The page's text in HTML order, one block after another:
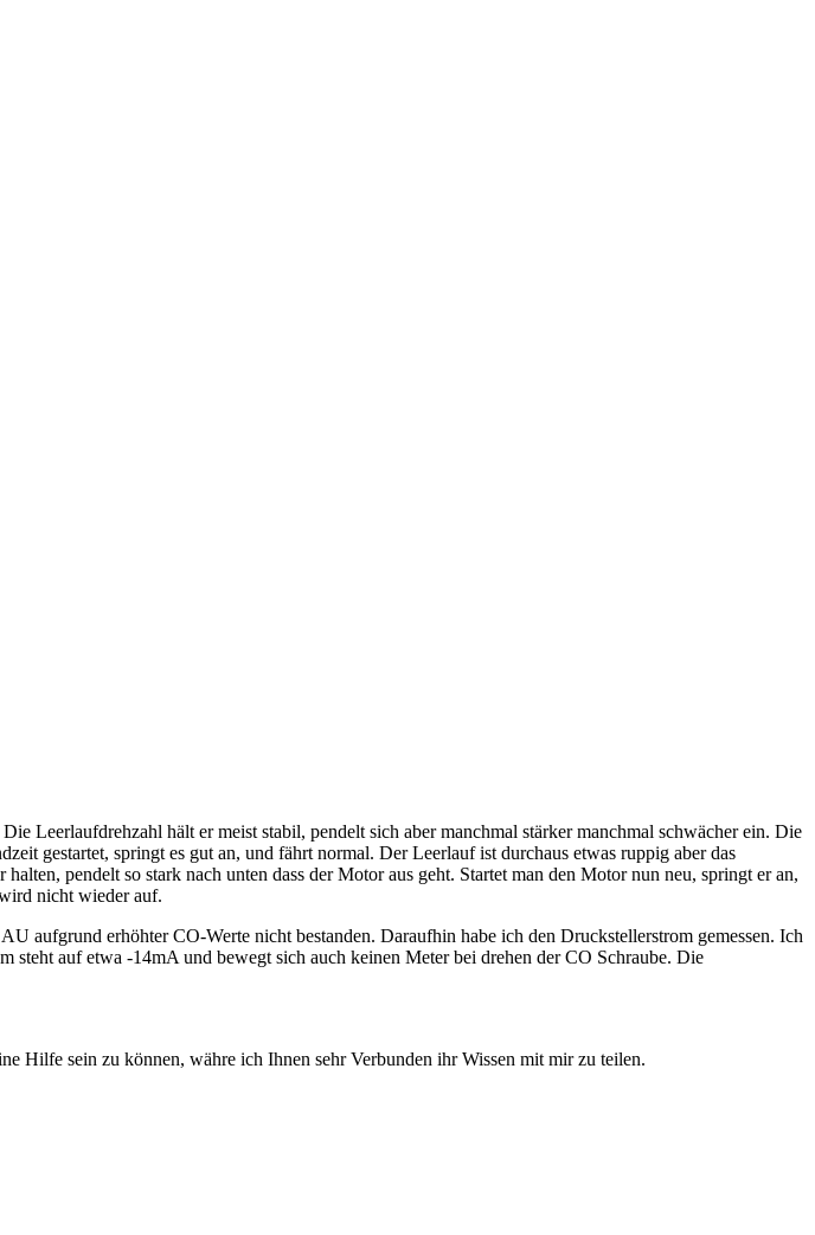
Leerlaufdrehzahl hält er meist stabil, pendelt sich aber manchmal stärker manchmal schwächer ein. Die
gestartet, springt es gut an, und fährt normal. Der Leerlauf ist durchaus etwas ruppig aber das
pendelt so stark nach unten dass der Motor aus geht. Startet man den Motor nun neu, springt er an,
nicht wieder auf.
aufgrund erhöhter CO-Werte nicht bestanden. Daraufhin habe ich den Druckstellerstrom gemessen. Ich
auf etwa -14mA und bewegt sich auch keinen Meter bei drehen der CO Schraube. Die
Hilfe sein zu können, währe ich Ihnen sehr Verbunden ihr Wissen mit mir zu teilen.